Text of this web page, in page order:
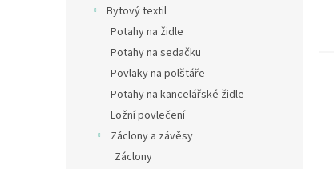
Bytový textil
Potahy na židle
Potahy na sedačku
Povlaky na polštáře
Potahy na kancelářské židle
Ložní povlečení
Záclony a závěsy
Záclony